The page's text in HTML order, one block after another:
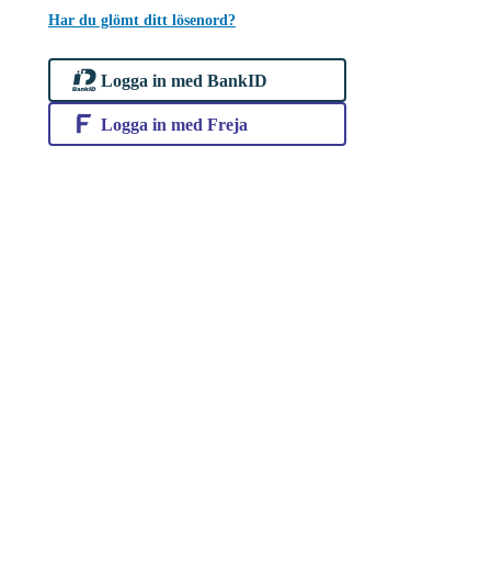
Har du glömt ditt lösenord?
Logga in med BankID
Logga in med Freja